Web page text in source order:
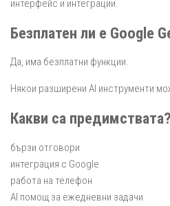
интерфейс и интеграции.
Безплатен ли е Google
Да, има безплатни функции.
Някои разширени AI инструменти
Какви са предимствата?
бързи отговори
интеграция с Google
работа на телефон
AI помощ за ежедневни задачи